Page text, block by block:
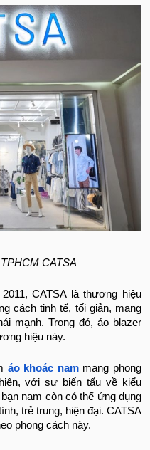
CATSA
CATSA là thương hiệu
cách tinh tế, tối giản, mang
mạnh. Trong đó, áo blazer
hiệu này.
áo khoác nammang phong
với sự biến tấu về kiểu
nam còn có thể ứng dụng
trẻ trung, hiện đại. CATSA
phong cách này.